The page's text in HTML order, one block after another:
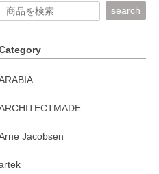
search
Jacobsen